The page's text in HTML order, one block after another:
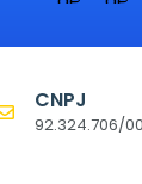
CNPJ
92.324.706/